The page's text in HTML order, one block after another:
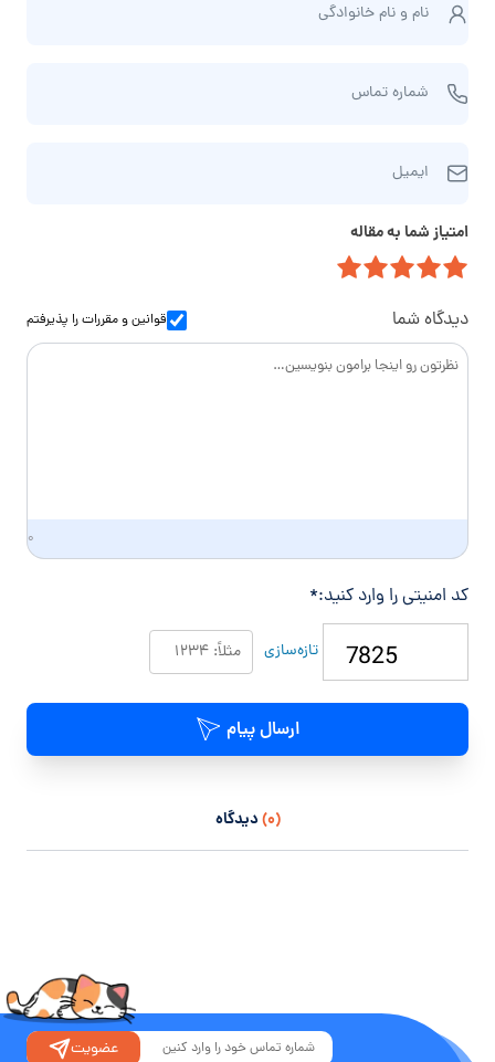
و
م‌
ا
ن
ا
د
گ
نام و نام‌ خانوادگی
م
ر
ا
شماره تماس
ی
ی
ل
ایمیل
امتیاز شما به مقاله
دیدگاه شما قوانین و مقرراترا پذیرفتم
۰
کد امنیتی را وارد کنید:*
تازه‌سازی
ارسال پیام
(۰) دیدگاه
عضویت